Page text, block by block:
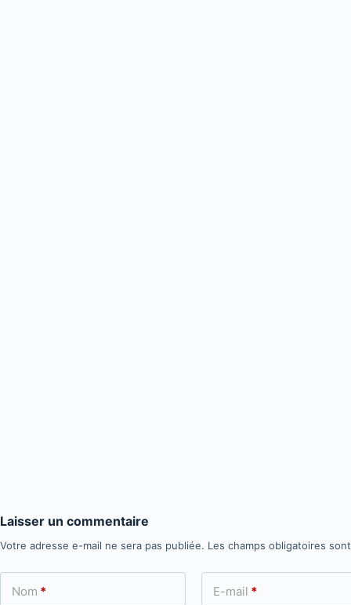
Laisser un commentaire
Votre adresse e-mail ne sera pas publiée. Les champs obligatoires
Nom * E-mail *